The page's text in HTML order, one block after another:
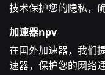
技术保护您的隐私，
加速器npv
在国外加速器，我们
速器，保护您的网络